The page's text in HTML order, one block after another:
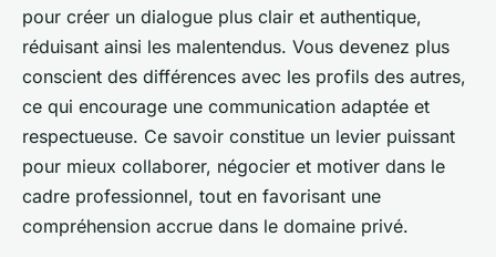
pour créer un dialogue plus clair et authentique,
réduisant ainsi les malentendus. Vous devenez plus
conscient des différences avec les profils des autres,
ce qui encourage une communication adaptée et
respectueuse. Ce savoir constitue un levier puissant
pour mieux collaborer, négocier et motiver dans le
cadre professionnel, tout en favorisant une
compréhension accrue dans le domaine privé.